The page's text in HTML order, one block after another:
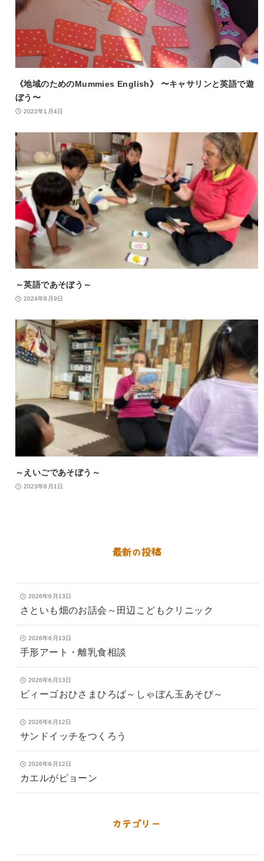
《地域のためのMummies English》 〜キャサリンと英語で遊
ぼう〜
2022年1月4日
～英語であそぼう～
2024年8月9日
～えいごであそぼう～
2023年6月1日
最新の投稿
2026年6月13日
さといも畑のお話会～田辺こどもクリニック
2026年6月13日
手形アート・離乳食相談
2026年6月13日
ビィーゴおひさまひろば～しゃぼん玉あそび～
2026年6月12日
サンドイッチをつくろう
2026年6月12日
カエルがピョーン
カテゴリー